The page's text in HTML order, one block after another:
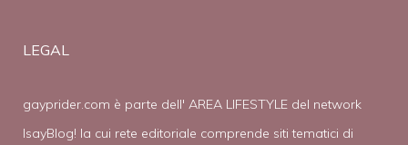
LEGAL
gayprider.com è parte dell' AREA LIFESTYLE del network
IsayBlog! la cui rete editoriale comprende siti tematici di